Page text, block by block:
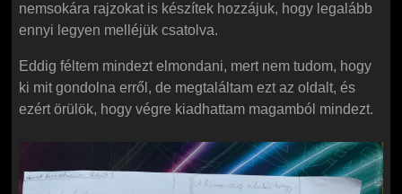
nemsokára rajzokat is készítek hozzájuk, hogy legalább
ennyi legyen melléjük csatolva.
Eddig féltem mindezt elmondani, mert nem tudom, hogy
ki mit gondolna erről, de megtaláltam ezt az oldalt, és
ezért örülök, hogy végre kiadhattam magamból mindezt.